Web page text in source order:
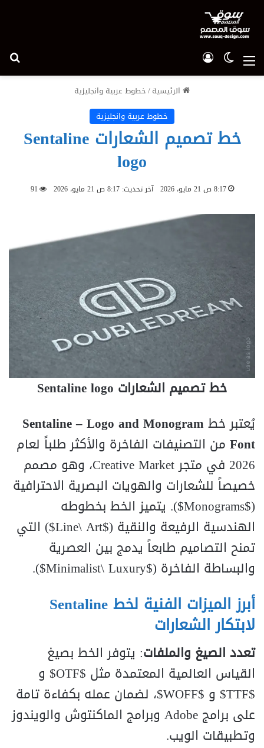
القائمة الوضع المظلم
الرئيسية/خطوط عربية وانجليزية
خطوط عربية وانجليزية
خط تصميم الشعارات Sentaline
logo
8:17 ص 21 مايو، 2026 آخر تحديث: 8:17 ص 21 مايو، 2026 91
خط تصميم الشعارات Sentaline logo
يُعتبر خط Sentaline – Logo and Monogram
Font من التصنيفات الفاخرة والأكثر طلباً لعام
2026 في متجر Creative Market، وهو مصمم
خصيصاً للشعارات والهويات البصرية الاحترافية
($Monograms$). يتميز الخط بخطوطه
الهندسية الرفيعة والنقية ($Line\ Art$) التي
تمنح التصاميم طابعاً يدمج بين العصرية
والبساطة الفاخرة ($Minimalist\ Luxury$).
أبرز الميزات الفنية لخط Sentaline
لابتكار الشعارات
تعدد الصيغ والملفات: يتوفر الخط بصيغ
القياس العالمية المعتمدة مثل $OTF$ و
$TTF$ و $WOFF$، لضمان عمله بكفاءة تامة
على برامج Adobe وبرامج الماكنتوش والويندوز
وتطبيقات الويب.